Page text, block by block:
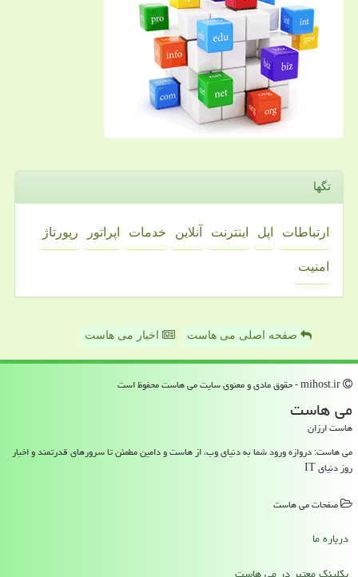
تگها
ارتباطات اپل اینترنت آنلاین خدمات اپراتور رپورتاژ
امنیت
صفحه اصلی می هاست اخبار می هاست
می هاست
هاست ارزان
می هاست: دروازه ورود شما به دنیای وب، از هاست و دامین مطمئن تا سرورهای قدرتمند و اخبار
روز دنیای IT
صفحات می هاست
درباره ما